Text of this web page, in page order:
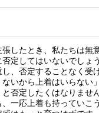
したとき、私たちは無
定してはいないでしょ
、否定することなく受
いから上着はいらない
と否定したくはなりま
一応上着も持っていこ